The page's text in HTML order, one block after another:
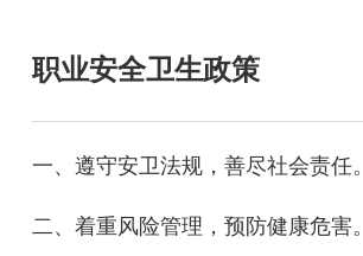
职业安全卫生政策
一、遵守安卫法规，善尽社会责任。
二、着重风险管理，预防健康危害。